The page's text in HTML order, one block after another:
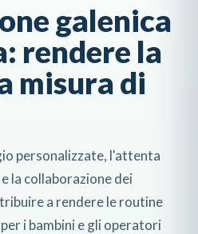
galenica
rendere la
misura di
personalizzate, l'attenta
la collaborazione dei
a rendere le routine
i bambini e gli operatori